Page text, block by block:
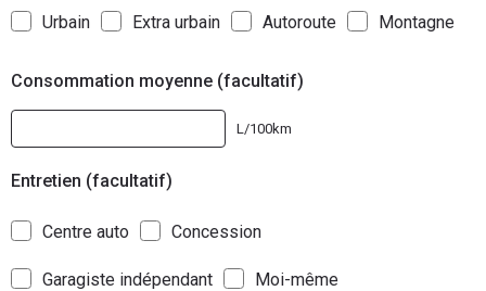
Urbain Extra urbain Autoroute Montagne
Consommation moyenne (facultatif)
L/100km
Entretien (facultatif)
Centre auto Concession
Garagiste indépendant Moi-même